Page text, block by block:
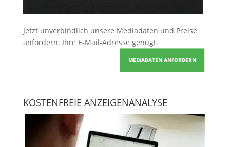
Jetzt unverbindlich unsere Mediadaten und Preise
anfordern. Ihre E-Mail-Adresse genügt.
MEDIADATEN ANFORDERN
KOSTENFREIE ANZEIGENANALYSE